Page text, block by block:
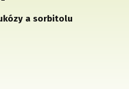
a sorbitolu